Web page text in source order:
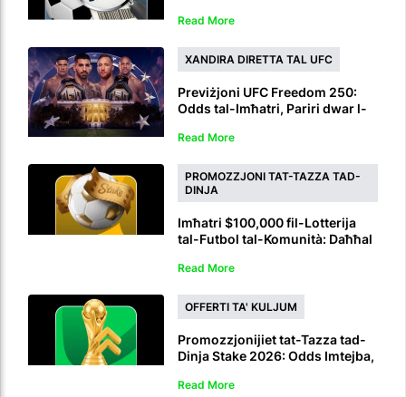
Read More
XANDIRA DIRETTA TAL UFC
Previżjoni UFC Freedom 250:
Odds tal-Imħatri, Pariri dwar l-
Diretta
Read More
PROMOZZJONI TAT-TAZZA TAD-
DINJA
Imħatri $100,000 fil-Lotterija
tal-Futbol tal-Komunità: Daħħal
Dinja
Read More
OFFERTI TA' KULJUM
Promozzjonijiet tat-Tazza tad-
Dinja Stake 2026: Odds Imtejba,
90 Minuta
Read More